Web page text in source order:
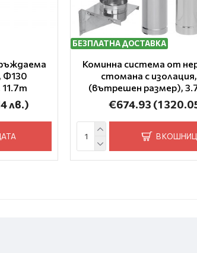
Ф130
лв.)
БЕЗПЛАТНА ДОСТАВКА
Коминна система от
стомана с
(вътрешен размер),
€674.93 (1
В